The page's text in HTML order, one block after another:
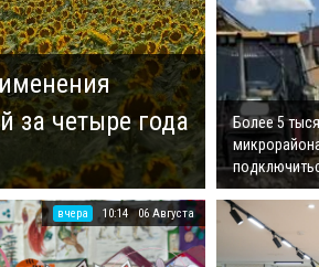
за четыре года
Более 5
вчера 10:1406 Августа